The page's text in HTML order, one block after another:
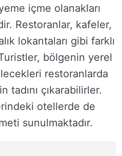
içme olanakları
Restoranlar, kafeler,
lokantaları gibi farklı
bölgenin yerel
restoranlarda
tadını çıkarabilirler.
otellerde de
sunulmaktadır.